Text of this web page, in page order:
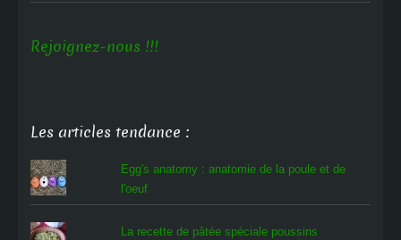
Rejoignez-nous !!!
Les articles tendance :
Egg's anatomy : anatomie de la poule et de
l'oeuf
La recette de pâtée spéciale poussins